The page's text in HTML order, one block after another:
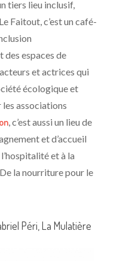
tiers lieu inclusif,
Faitout, c’est un café-
espaces de
et actrices qui
écologique et
associations
, c’est aussi un lieu de
et d’accueil
et à la
la nourriture pour le
Péri, La Mulatière